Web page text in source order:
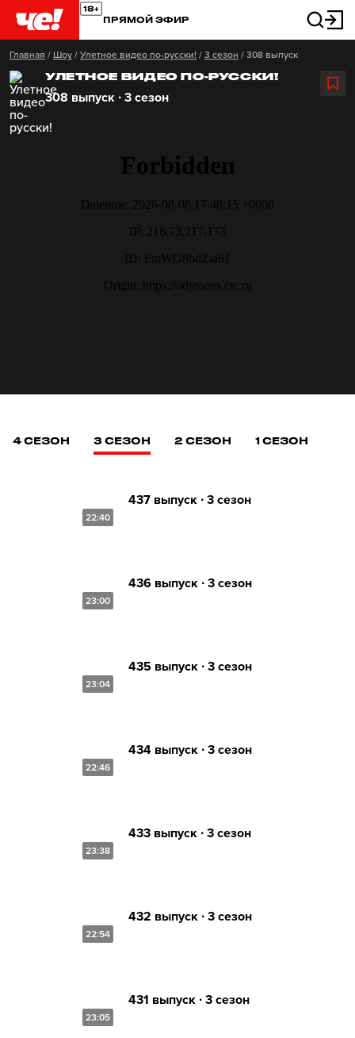
ПРЯМОЙ ЭФИР
Главная / Шоу / Улетное видео по-русски! / 3 сезон / 308 выпуск
УЛЕТНОЕ ВИДЕО ПО-РУССКИ!
308 выпуск ∙ 3 сезон
4 СЕЗОН 3 СЕЗОН 2 СЕЗОН 1 СЕЗОН
22:40
437 выпуск ∙ 3 сезон
23:00
436 выпуск ∙ 3 сезон
23:04
435 выпуск ∙ 3 сезон
22:46
434 выпуск ∙ 3 сезон
23:38
433 выпуск ∙ 3 сезон
22:54
432 выпуск ∙ 3 сезон
23:05
431 выпуск ∙ 3 сезон